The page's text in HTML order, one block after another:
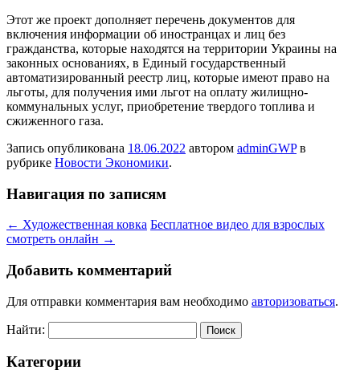
Этот же проект дополняет перечень документов для
включения информации об иностранцах и лиц без
гражданства, которые находятся на территории Украины на
законных основаниях, в Единый государственный
автоматизированный реестр лиц, которые имеют право на
льготы, для получения ими льгот на оплату жилищно-
коммунальных услуг, приобретение твердого топлива и
сжиженного газа.
Запись опубликована 18.06.2022 автором adminGWPв
рубрике Новости Экономики.
Навигация по записям
← Художественная ковка Бесплатное видео для взрослых
смотреть онлайн →
Добавить комментарий
Для отправки комментария вам необходимо авторизоваться.
Найти:
Категории